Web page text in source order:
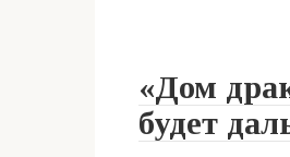
«Дом
будет